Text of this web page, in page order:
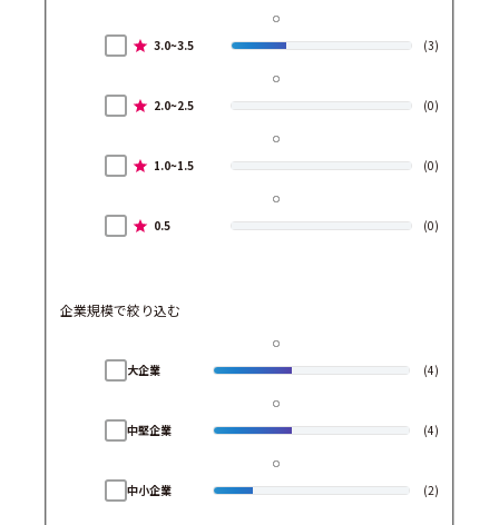
3.0~3.5 (3)
2.0~2.5 (0)
1.0~1.5 (0)
0.5 (0)
企業規模で絞り込む
大企業 (4)
中堅企業 (4)
中小企業 (2)